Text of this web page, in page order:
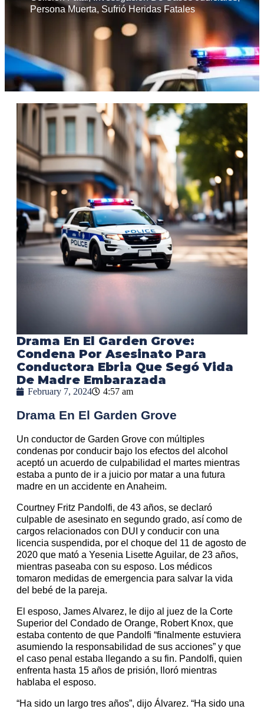
Persona Muerta, Sufrió Heridas Fatales
Drama En El Garden Grove:
Condena Por Asesinato Para
Conductora Ebria Que Segó Vida
De Madre Embarazada
February 7, 2024 4:57 am
Drama En El Garden Grove
Un conductor de Garden Grove con múltiples
condenas por conducir bajo los efectos del alcohol
aceptó un acuerdo de culpabilidad el martes mientras
estaba a punto de ir a juicio por matar a una futura
madre en un accidente en Anaheim.
Courtney Fritz Pandolfi, de 43 años, se declaró
culpable de asesinato en segundo grado, así como de
cargos relacionados con DUI y conducir con una
licencia suspendida, por el choque del 11 de agosto de
2020 que mató a Yesenia Lisette Aguilar, de 23 años,
mientras paseaba con su esposo. Los médicos
tomaron medidas de emergencia para salvar la vida
del bebé de la pareja.
El esposo, James Alvarez, le dijo al juez de la Corte
Superior del Condado de Orange, Robert Knox, que
estaba contento de que Pandolfi “finalmente estuviera
asumiendo la responsabilidad de sus acciones” y que
el caso penal estaba llegando a su fin. Pandolfi, quien
enfrenta hasta 15 años de prisión, lloró mientras
hablaba el esposo.
“Ha sido un largo tres años”, dijo Álvarez. “Ha sido una